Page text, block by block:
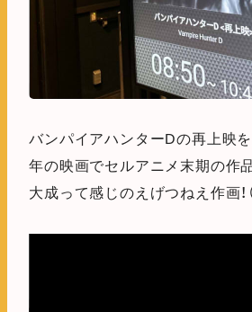
バンパイアハンターDの再上映
年の映画でセルアニメ末期の作
大成って感じのえげつねえ作画！